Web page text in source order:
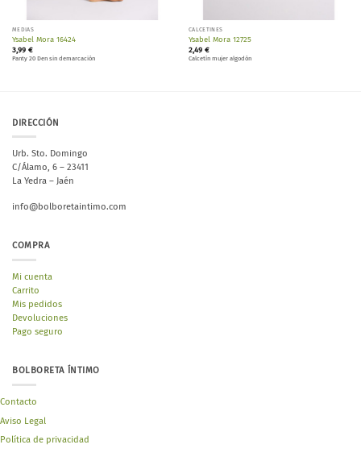
MEDIAS
Ysabel Mora 16424
3,99 €
Panty 20 Den sin demarcación
CALCETINES
Ysabel Mora 12725
2,49 €
Calcetín mujer algodón
DIRECCIÓN
Urb. Sto. Domingo
C/Álamo, 6 – 23411
La Yedra – Jaén
info@bolboretaintimo.com
COMPRA
Mi cuenta
Carrito
Mis pedidos
Devoluciones
Pago seguro
BOLBORETA ÍNTIMO
Contacto
Aviso Legal
Política de privacidad